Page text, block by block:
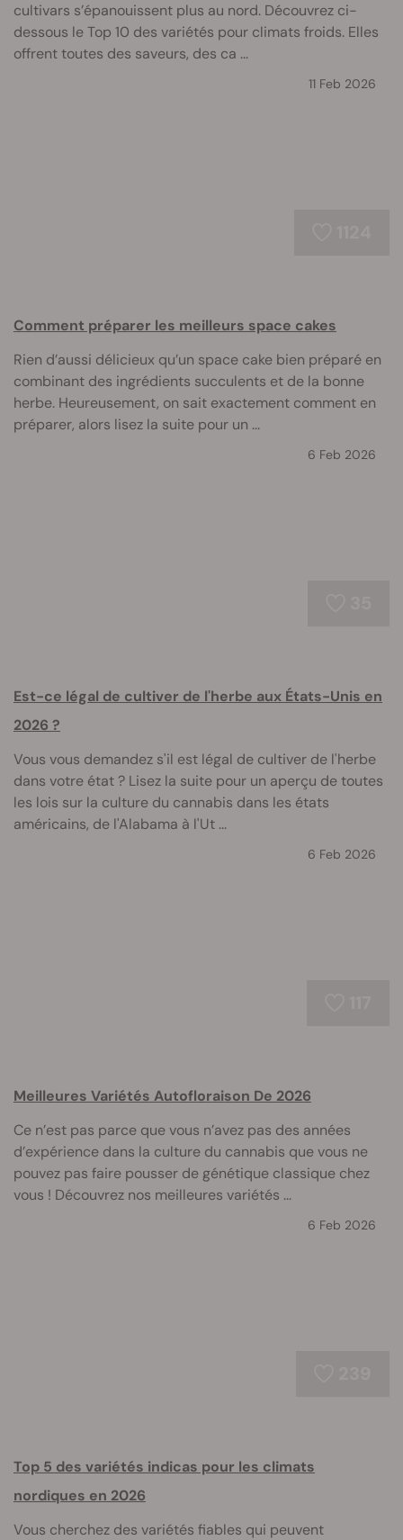
cultivars s’épanouissent plus au nord. Découvrez ci-
dessous le Top 10 des variétés pour climats froids. Elles
offrent toutes des saveurs, des ca ...
11 Feb 2026
Comment préparer les meilleurs space cakes
Rien d’aussi délicieux qu’un space cake bien préparé en
combinant des ingrédients succulents et de la bonne
herbe. Heureusement, on sait exactement comment en
préparer, alors lisez la suite pour un ...
6 Feb 2026
Est-ce légal de cultiver de l'herbe aux États-Unis en
2026 ?
Vous vous demandez s'il est légal de cultiver de l'herbe
dans votre état ? Lisez la suite pour un aperçu de toutes
les lois sur la culture du cannabis dans les états
américains, de l'Alabama à l'Ut ...
6 Feb 2026
Meilleures Variétés Autofloraison De 2026
Ce n’est pas parce que vous n’avez pas des années
d’expérience dans la culture du cannabis que vous ne
pouvez pas faire pousser de génétique classique chez
vous ! Découvrez nos meilleures variétés ...
6 Feb 2026
Top 5 des variétés indicas pour les climats
nordiques en 2026
Vous cherchez des variétés fiables qui peuvent